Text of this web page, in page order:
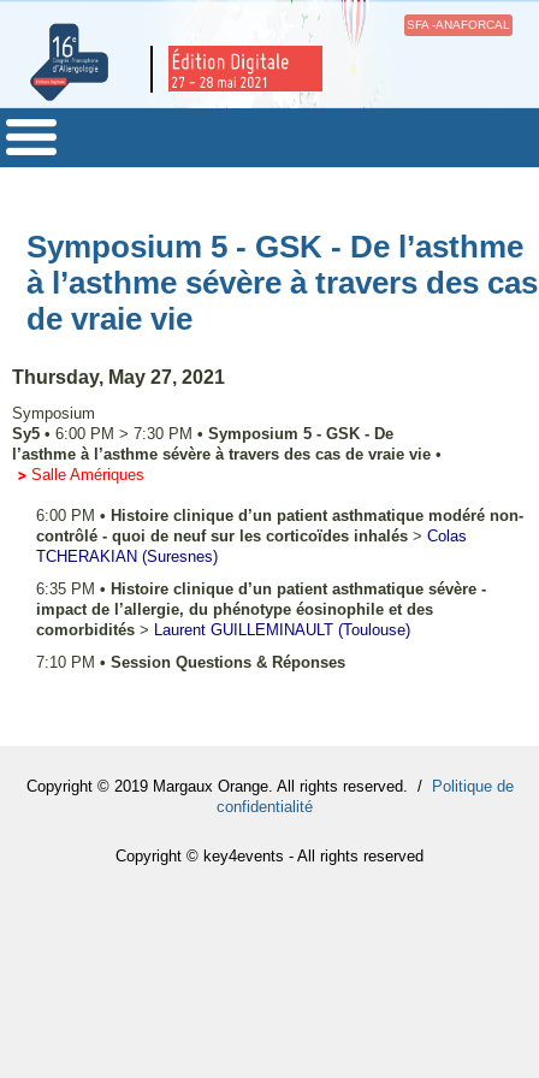
SFA -ANAFORCAL
Symposium 5 - GSK - De l’asthme
à l’asthme sévère à travers des cas
de vraie vie
Thursday, May 27, 2021
Symposium
Sy5 • 6:00 PM > 7:30 PM • Symposium 5 - GSK - De
l’asthme à l’asthme sévère à travers des cas de vraie vie •
Salle Amériques
6:00 PM • Histoire clinique d’un patient asthmatique modéré non-
contrôlé - quoi de neuf sur les corticoïdes inhalés > Colas
TCHERAKIAN (Suresnes)
6:35 PM • Histoire clinique d’un patient asthmatique sévère -
impact de l’allergie, du phénotype éosinophile et des
comorbidités > Laurent GUILLEMINAULT (Toulouse)
7:10 PM • Session Questions & Réponses
Copyright © 2019 Margaux Orange. All rights reserved. / Politique de
confidentialité
Copyright © key4events - All rights reserved